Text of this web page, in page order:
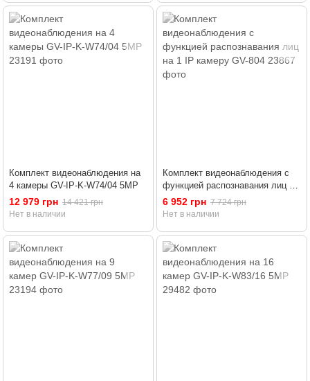
Комплект видеонаблюдения на
4 камеры GV-IP-K-W74/04 5MP
12 979 грн 14 421 грн
Нет в наличии
Комплект видеонаблюдения с
функцией распознавания лиц на
1 IP камеру GV-804
6 952 грн 7 724 грн
Нет в наличии